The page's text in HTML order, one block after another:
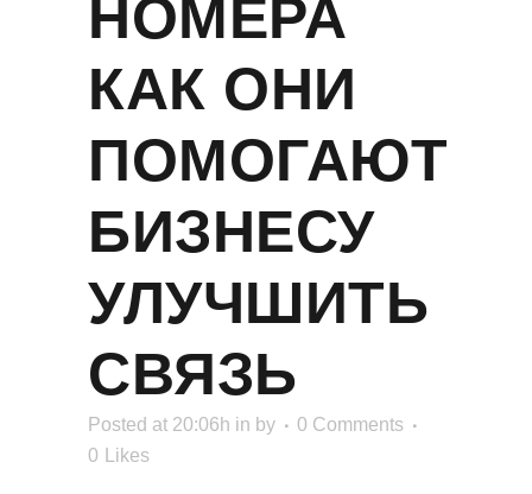
НОМЕРА
КАК ОНИ
ПОМОГАЮТ
БИЗНЕСУ
УЛУЧШИТЬ
СВЯЗЬ
Posted at 20:06h in by
0 Comments
0
Likes